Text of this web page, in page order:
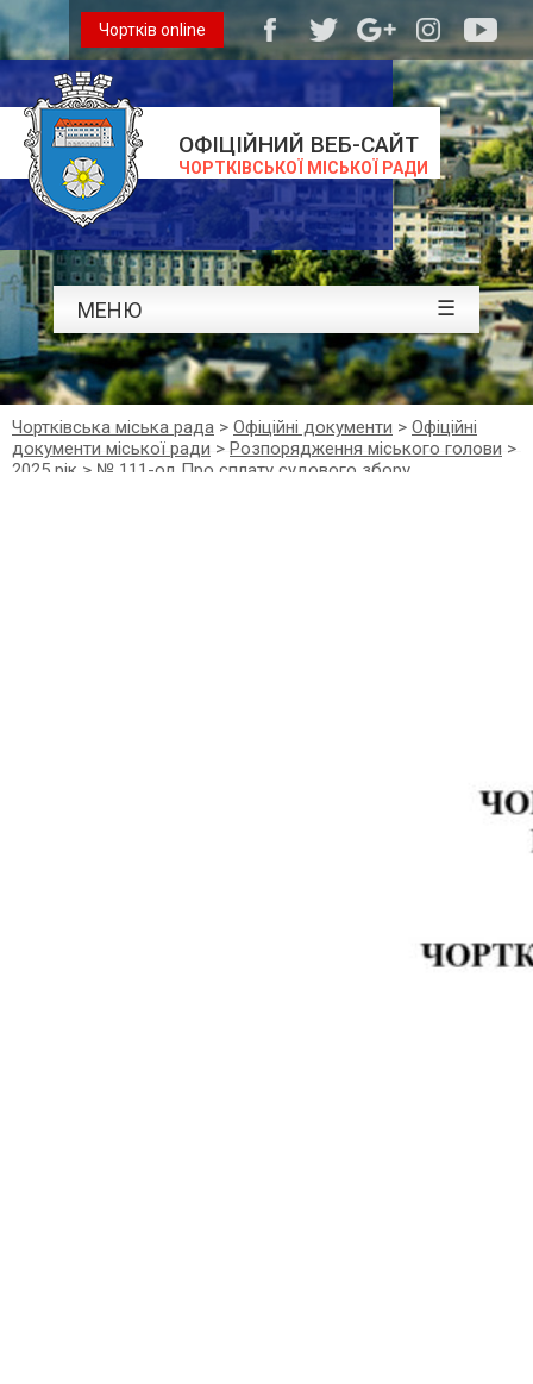
ОФІЦІЙНИЙ ВЕБ-САЙТ
ЧОРТКІВСЬКОЇ МІСЬКОЇ РАДИ
Чортків online
МЕНЮ ☰
Чортківська міська рада > Офіційні документи > Офіційні
документи міської ради > Розпорядження міського голови >
2025 рік > № 111-од Про сплату судового збору